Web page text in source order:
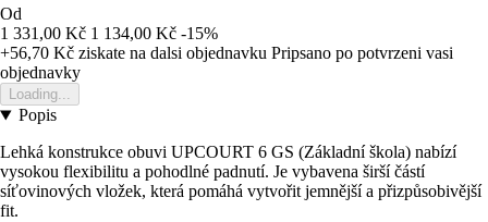
Od
1 331,00 Kč 1 134,00 Kč -15%
+56,70 Kč ziskate na dalsi objednavku Pripsano po potvrzeni vasi
objednavky
Loading...
Popis
Lehká konstrukce obuvi UPCOURT 6 GS (Základní škola) nabízí
vysokou flexibilitu a pohodlné padnutí. Je vybavena širší částí
síťovinových vložek, která pomáhá vytvořit jemnější a přizpůsobivější
fit.